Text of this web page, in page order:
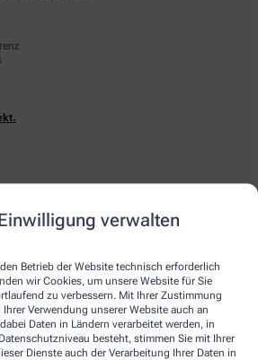
verwalten
Betrieb der Website technisch erforderlich
wir Cookies, um unsere Website für Sie
zu verbessern. Mit Ihrer Zustimmung
Verwendung unserer Website auch an
Daten in Ländern verarbeitet werden, in
besteht, stimmen Sie mit Ihrer
Dienste auch der Verarbeitung Ihrer Daten in
akzeptierten Zahlungsart Ihrer Apotheke vor Ort.
Apotheke